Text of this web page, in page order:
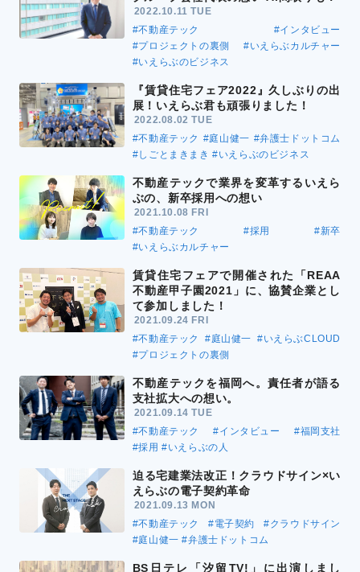
2022.10.11 TUE
#不動産テック
#インタビュー
#プロジェクトの裏側
#いえらぶカルチャー
#いえらぶのビジネス
『賃貸住宅フェア2022』久しぶりの出
展！いえらぶ君も頑張りました！
2022.08.02 TUE
#不動産テック #庭山健一 #弁護士ドットコム
#しごとまきまき #いえらぶのビジネス
不動産テックで業界を変革するいえら
ぶの、新卒採用への想い
2021.10.08 FRI
#不動産テック
#採用
#新卒
#いえらぶカルチャー
賃貸住宅フェアで開催された「REAA
不動産甲子園2021」に、協賛企業とし
て参加しました！
2021.09.24 FRI
#不動産テック
#庭山健一 #いえらぶCLOUD
#プロジェクトの裏側
不動産テックを福岡へ。責任者が語る
支社拡大への想い。
2021.09.14 TUE
#不動産テック
#インタビュー
#福岡支社
#採用 #いえらぶの人
迫る宅建業法改正！クラウドサイン×い
えらぶの電子契約革命
2021.09.13 MON
#不動産テック
#電子契約
#クラウドサイン
#庭山健一 #弁護士ドットコム
BS日テレ「汐留TV!」に出演しまし